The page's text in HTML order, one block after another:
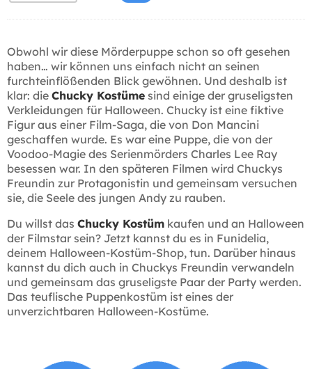
Obwohl wir diese Mörderpuppe schon so oft gesehen
haben… wir können uns einfach nicht an seinen
furchteinflößenden Blick gewöhnen. Und deshalb ist
klar: die Chucky Kostüme sind einige der gruseligsten
Verkleidungen für Halloween. Chucky ist eine fiktive
Figur aus einer Film-Saga, die von Don Mancini
geschaffen wurde. Es war eine Puppe, die von der
Voodoo-Magie des Serienmörders Charles Lee Ray
besessen war. In den späteren Filmen wird Chuckys
Freundin zur Protagonistin und gemeinsam versuchen
sie, die Seele des jungen Andy zu rauben.
Du willst das Chucky Kostüm kaufen und an Halloween
der Filmstar sein? Jetzt kannst du es in Funidelia,
deinem Halloween-Kostüm-Shop, tun. Darüber hinaus
kannst du dich auch in Chuckys Freundin verwandeln
und gemeinsam das gruseligste Paar der Party werden.
Das teuflische Puppenkostüm ist eines der
unverzichtbaren Halloween-Kostüme.